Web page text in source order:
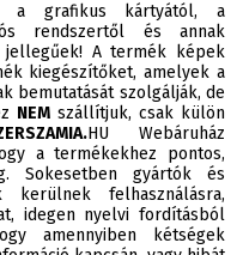
a grafikus kártyától, a
rendszertől és annak
jellegűek! A termék képek
kiegészítőket, amelyek a
bemutatását szolgálják, de
NEM szállítjuk, csak külön
HU Webáruház
a termékekhez pontos,
Sokesetben gyártók és
felhasználásra,
idegen nyelvi fordításból
amennyiben kétségek